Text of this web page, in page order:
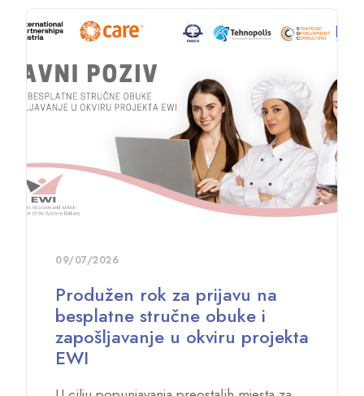
09/07/2026
Produžen rok za prijavu na
besplatne stručne obuke i
zapošljavanje u okviru projekta
EWI